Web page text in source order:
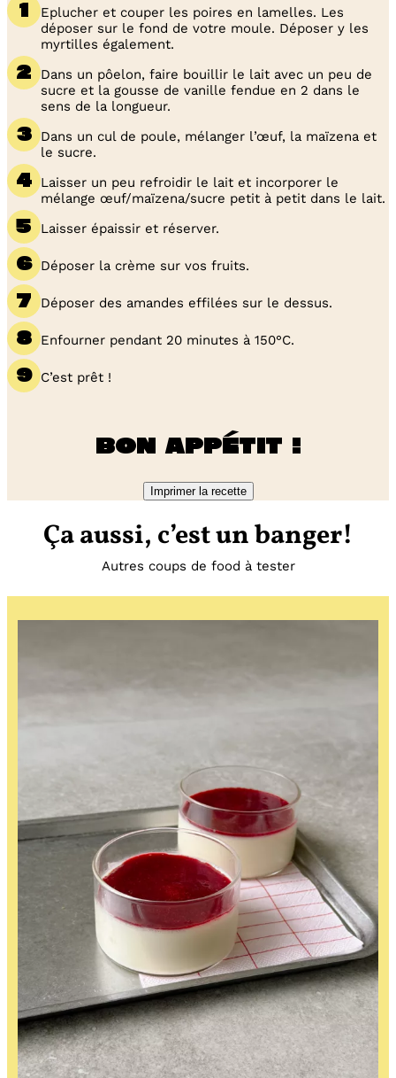
Eplucher et couper les poires en lamelles. Les
déposer sur le fond de votre moule. Déposer y les
myrtilles également.
Dans un pôelon, faire bouillir le lait avec un peu de
sucre et la gousse de vanille fendue en 2 dans le
sens de la longueur.
Dans un cul de poule, mélanger l’œuf, la maïzena et
le sucre.
Laisser un peu refroidir le lait et incorporer le
mélange œuf/maïzena/sucre petit à petit dans le lait.
Laisser épaissir et réserver.
Déposer la crème sur vos fruits.
Déposer des amandes effilées sur le dessus.
Enfourner pendant 20 minutes à 150°C.
C’est prêt !
Bon appétit !
Imprimer la recette
Ça aussi, c’est un banger!
Autres coups de food à tester